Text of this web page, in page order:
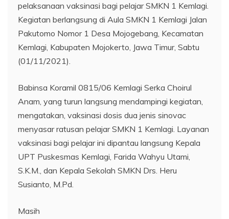
pelaksanaan vaksinasi bagi pelajar SMKN 1 Kemlagi.
Kegiatan berlangsung di Aula SMKN 1 Kemlagi Jalan
Pakutomo Nomor 1 Desa Mojogebang, Kecamatan
Kemlagi, Kabupaten Mojokerto, Jawa Timur, Sabtu
(01/11/2021).
Babinsa Koramil 0815/06 Kemlagi Serka Choirul
Anam, yang turun langsung mendampingi kegiatan,
mengatakan, vaksinasi dosis dua jenis sinovac
menyasar ratusan pelajar SMKN 1 Kemlagi. Layanan
vaksinasi bagi pelajar ini dipantau langsung Kepala
UPT Puskesmas Kemlagi, Farida Wahyu Utami,
S.K.M., dan Kepala Sekolah SMKN Drs. Heru
Susianto, M.Pd.
Masih